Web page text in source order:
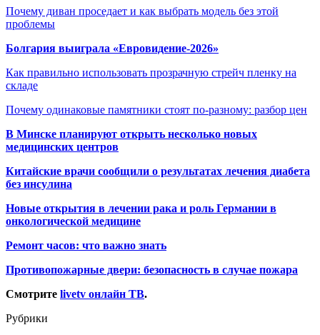
Почему диван проседает и как выбрать модель без этой
проблемы
Болгария выиграла «Евровидение-2026»
Как правильно использовать прозрачную стрейч пленку на
складе
Почему одинаковые памятники стоят по-разному: разбор цен
В Минске планируют открыть несколько новых
медицинских центров
Китайские врачи сообщили о результатах лечения диабета
без инсулина
Новые открытия в лечении рака и роль Германии в
онкологической медицине
Ремонт часов: что важно знать
Противопожарные двери: безопасность в случае пожара
Смотрите livetv онлайн ТВ.
Рубрики